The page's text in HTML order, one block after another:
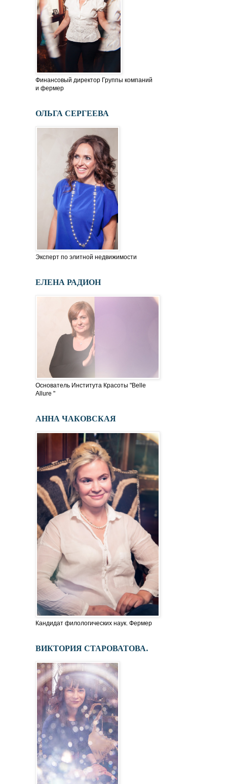
Финансовый директор Группы компаний
и фермер
ОЛЬГА СЕРГЕЕВА
Эксперт по элитной недвижимости
ЕЛЕНА РАДИОН
Основатель Института Красоты "Belle
Allure "
АННА ЧАКОВСКАЯ
Кандидат филологических наук. Фермер
ВИКТОРИЯ СТАРОВАТОВА.